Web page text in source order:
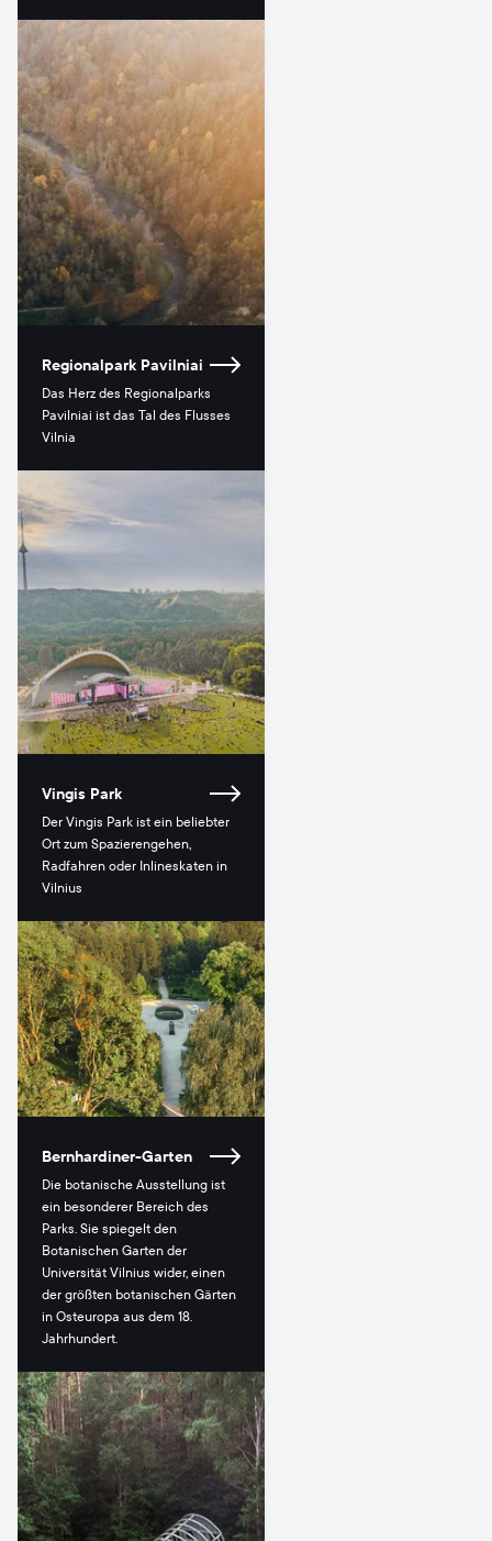
Regionalpark Pavilniai
Das Herz des Regionalparks
Pavilniai ist das Tal des Flusses
Vilnia
Vingis Park
Der Vingis Park ist ein beliebter
Ort zum Spazierengehen,
Radfahren oder Inlineskaten in
Vilnius
Bernhardiner-Garten
Die botanische Ausstellung ist
ein besonderer Bereich des
Parks. Sie spiegelt den
Botanischen Garten der
Universität Vilnius wider, einen
der größten botanischen Gärten
in Osteuropa aus dem 18.
Jahrhundert.